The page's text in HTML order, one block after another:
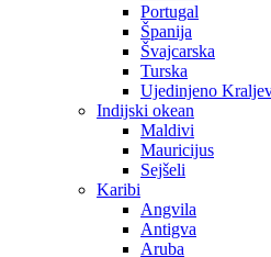
Portugal
Španija
Švajcarska
Turska
Ujedinjeno
Indijski okean
Maldivi
Mauricijus
Sejšeli
Karibi
Angvila
Antigva
Aruba